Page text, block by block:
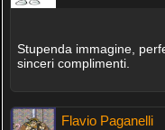
Stupenda immagine,
sinceri complimenti.
Flavio Paganelli